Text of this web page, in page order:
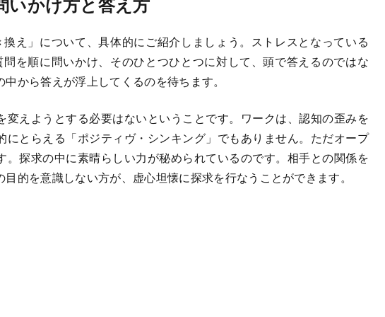
え」について、具体的にご紹介しましょう。ストレスとなっている
を順に問いかけ、そのひとつひとつに対して、頭で答えるのではな
から答えが浮上してくるのを待ちます。
えようとする必要はないということです。ワークは、認知の歪みを
にとらえる「ポジティヴ・シンキング」でもありません。ただオープ
。探求の中に素晴らしい力が秘められているのです。相手との関係を
的を意識しない方が、虚心坦懐に探求を行なうことができます。